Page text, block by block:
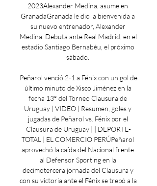
2023Alexander Medina, asume en
GranadaGranada le dio la bienvenida a
su nuevo entrenador, Alexander
Medina. Debuta ante Real Madrid, en el
estadio Santiago Bernabéu, el próximo
sábado.
Peñarol venció 2-1 a Fénix con un gol de
último minuto de Xisco Jiménez en la
fecha 13° del Torneo Clausura de
Uruguay | VIDEO | Resumen, goles y
jugadas de Peñarol vs. Fénix por el
Clausura de Uruguay | | DEPORTE-
TOTAL | EL COMERCIO PERÚPeñarol
aprovechó la caída del Nacional frente
al Defensor Sporting en la
decimotercera jornada del Clausura y
con su victoria ante el Fénix se trepó a la